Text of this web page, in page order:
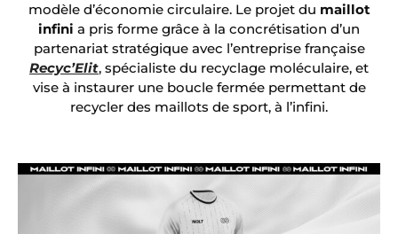
modèle d’économie circulaire. Le projet du maillot
infini a pris forme grâce à la concrétisation d’un
partenariat stratégique avec l’entreprise française
Recyc’Elit, spécialiste du recyclage moléculaire, et
vise à instaurer une boucle fermée permettant de
recycler des maillots de sport, à l’infini.